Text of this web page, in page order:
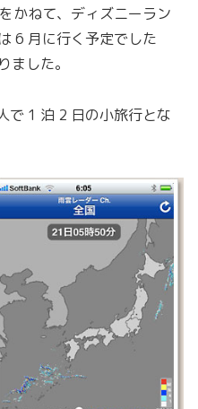
かねて、ディズニーラン
6 月に行く予定でした
ました。
で 1 泊 2 日の小旅行とな